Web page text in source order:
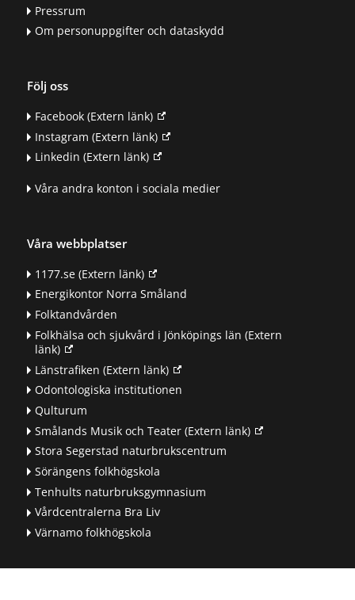
Pressrum
Om personuppgifter och dataskydd
Följ oss
Facebook(Extern länk)
Instagram (Extern länk)
Linkedin (Extern länk)
Våra andra konton i sociala medier
Våra webbplatser
1177.se(Extern länk)
Energikontor Norra Småland
Folktandvården
Folkhälsa och sjukvård i Jönköpings län (Extern
länk)
Länstrafiken (Extern länk)
Odontologiska institutionen
Qulturum
Smålands Musik och Teater(Extern länk)
Stora Segerstad naturbrukscentrum
Sörängens folkhögskola
Tenhults naturbruksgymnasium
Vårdcentralerna Bra Liv
Värnamo folkhögskola